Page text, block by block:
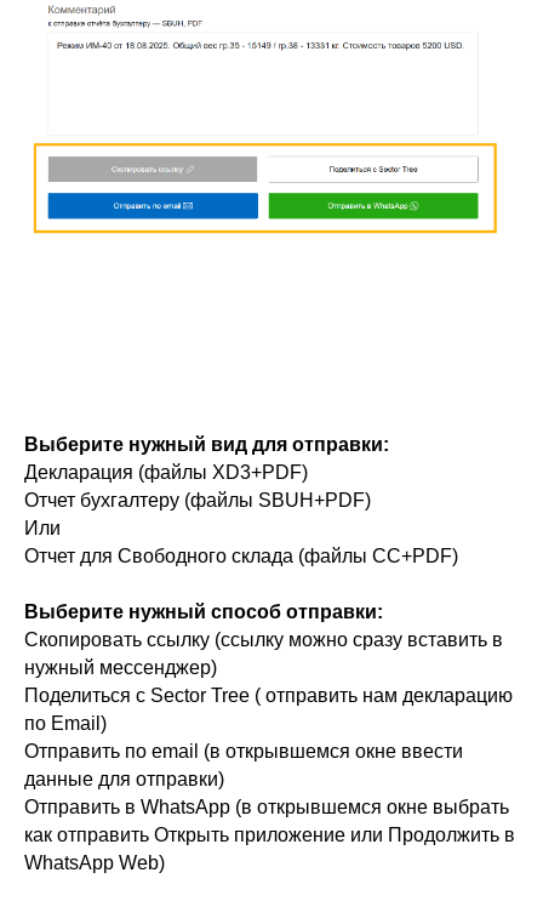
Выберите нужный вид для отправки:
Декларация (файлы XD3+PDF)
Отчет бухгалтеру (файлы SBUH+PDF)
Или
Отчет для Свободного склада (файлы СС+PDF)
Выберите нужный способ отправки:
Скопировать ссылку (ссылку можно сразу вставить в
нужный мессенджер)
Поделиться с Sector Tree ( отправить нам декларацию
по Email)
Отправить по email (в открывшемся окне ввести
данные для отправки)
Отправить в WhatsApp (в открывшемся окне выбрать
как отправить Открыть приложение или Продолжить в
WhatsApp Web)